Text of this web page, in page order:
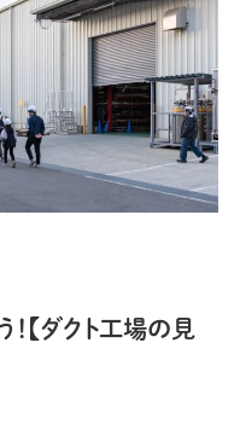
【ダクト工場の見